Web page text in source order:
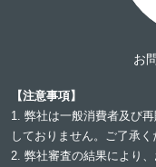
お
【注意事項】
1. 弊社は一般消費者及び
しておりません。ご了承く
2. 弊社審査の結果により